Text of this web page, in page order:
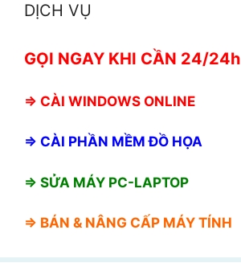
DỊCH VỤ
GỌI NGAY KHI CẦN 24/24h
⇒ CÀI WINDOWS ONLINE
⇒ CÀI PHẦN MỀM ĐỒ HỌA
⇒ SỬA MÁY PC-LAPTOP
⇒ BÁN & NÂNG CẤP MÁY TÍNH